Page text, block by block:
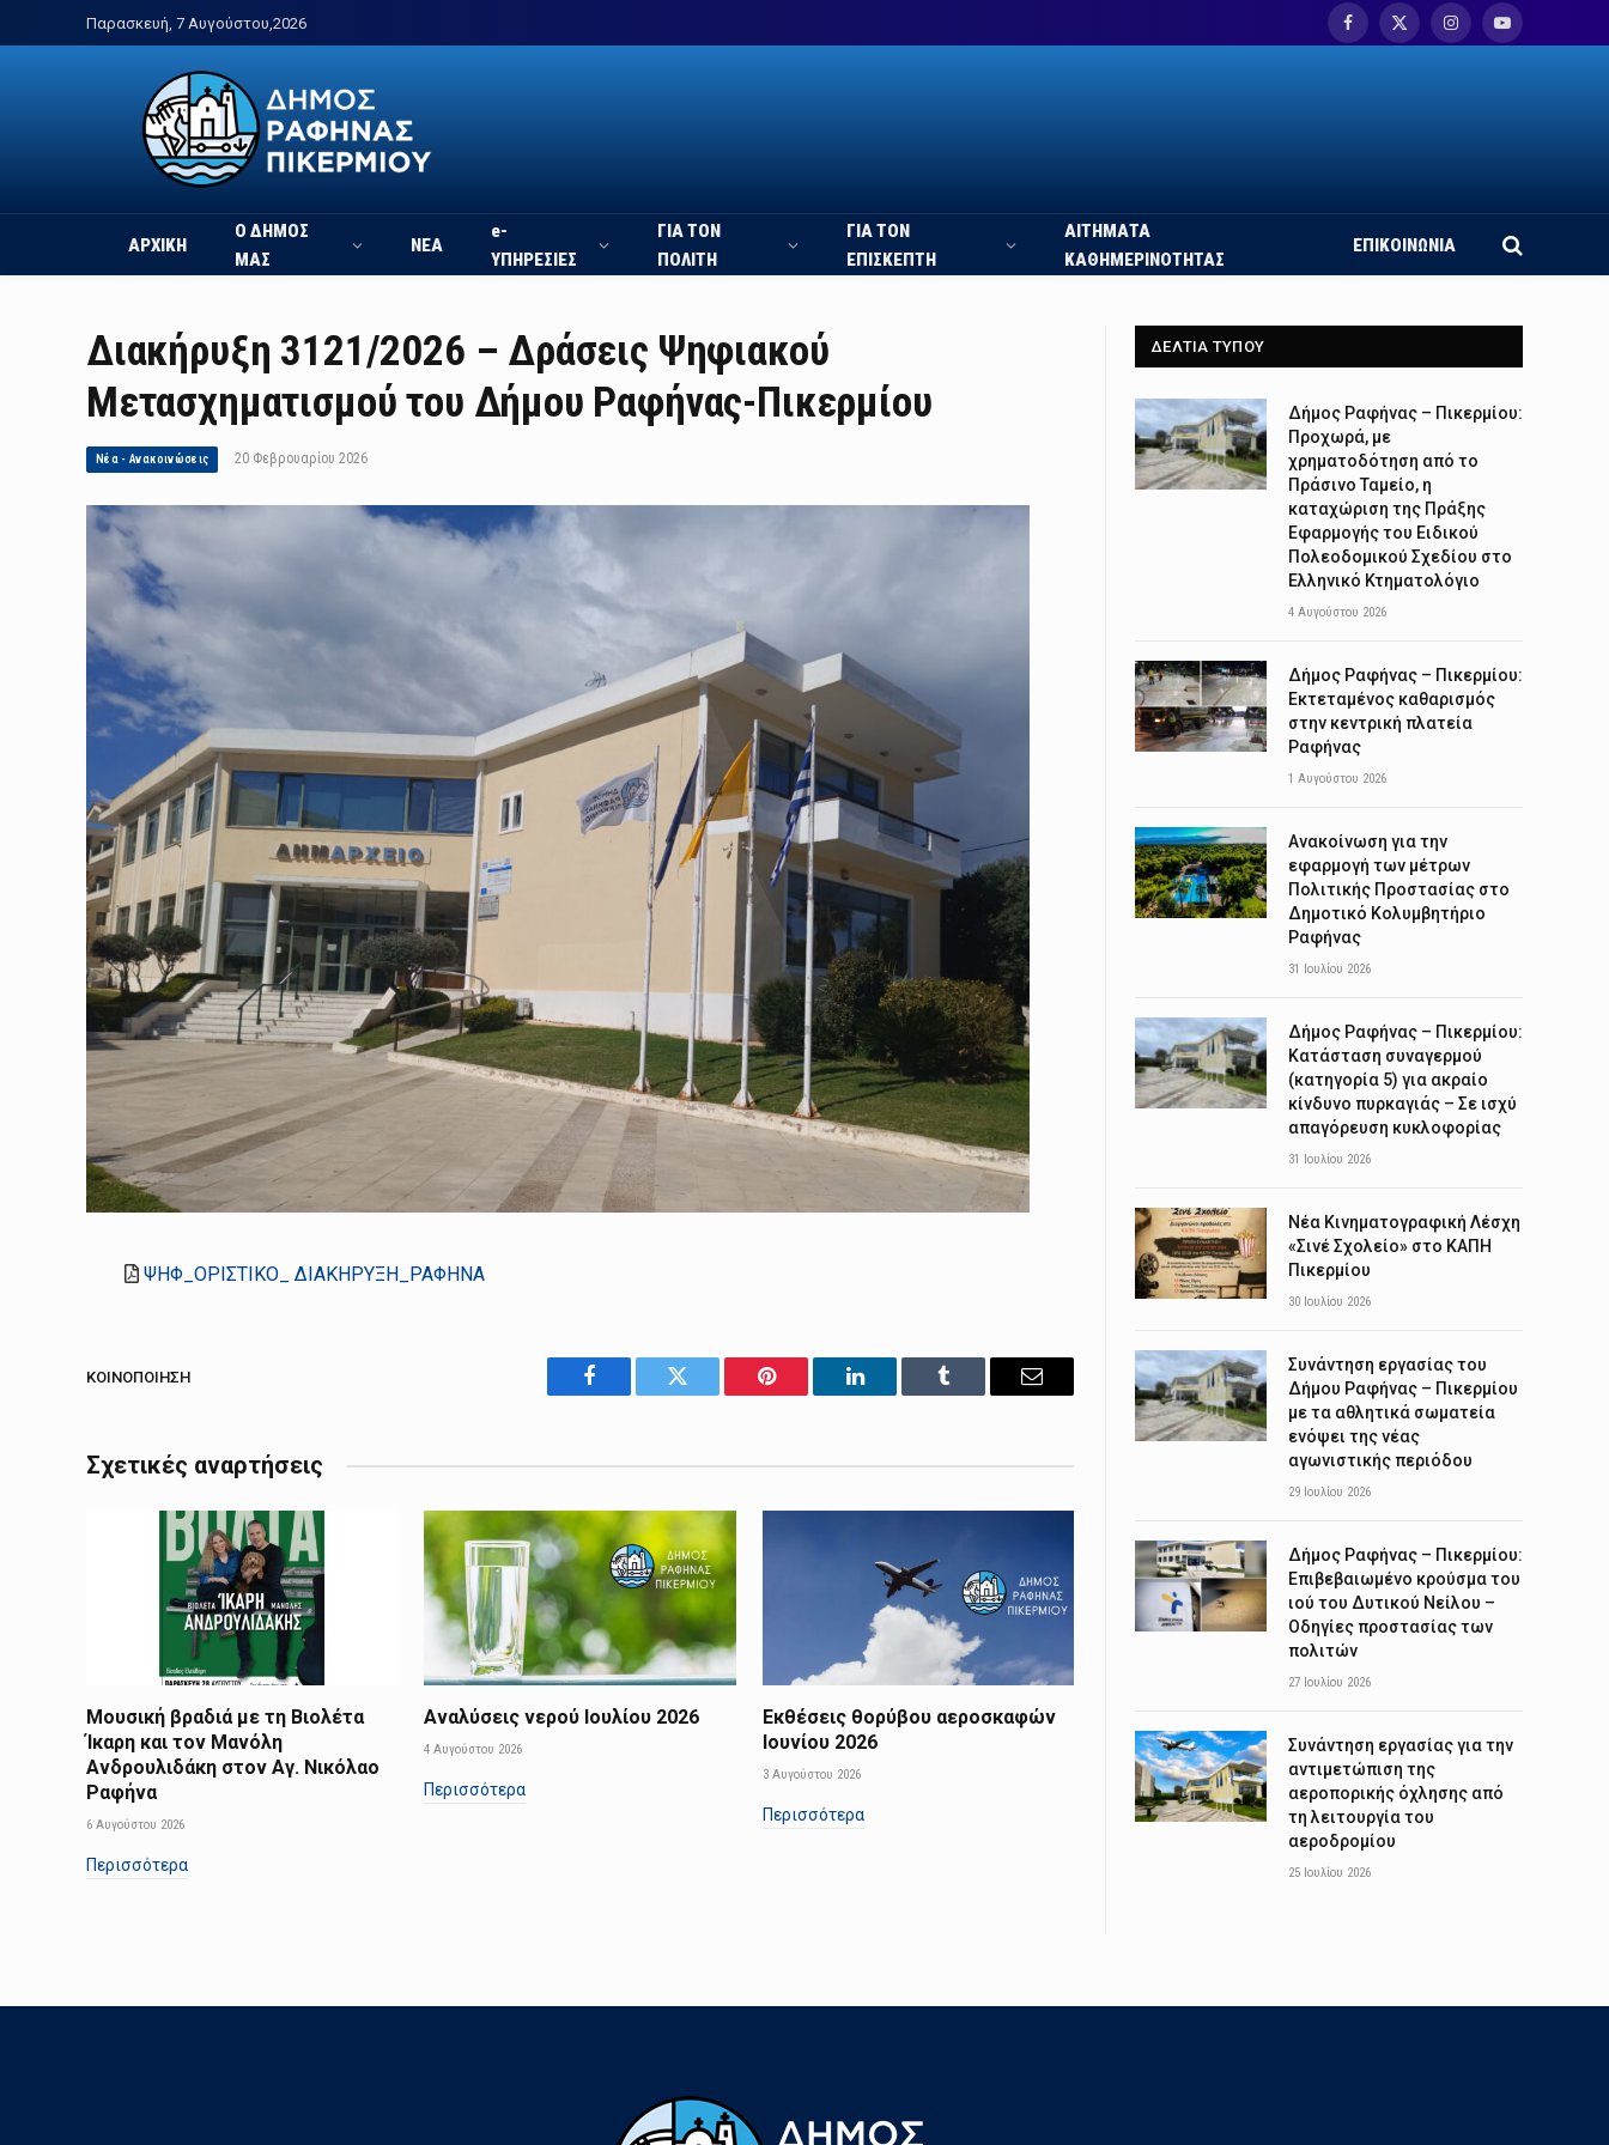
Παρασκευή, 7 Αυγούστου,2026
Facebook
X
InstagramYouTube
ΑΡΧΙΚΗ
Ο ΔΗΜΟΣ
ΜΑΣ
ΝΕΑ
e-
ΥΠΗΡΕΣΙΕΣ
ΓΙΑ ΤΟΝ
ΠΟΛΙΤΗ
ΓΙΑ ΤΟΝ
ΕΠΙΣΚΕΠΤΗ
ΑΙΤΗΜΑΤΑ
ΚΑΘΗΜΕΡΙΝΟΤΗΤΑΣ
ΕΠΙΚΟΙΝΩΝΙΑ
Διακήρυξη 3121/2026 – Δράσεις Ψηφιακού
Μετασχηματισμού του Δήμου Ραφήνας-Πικερμίου
Νέα - Ανακοινώσεις 20 Φεβρουαρίου 2026
ΨΗΦ_ΟΡΙΣΤΙΚΟ_ ΔΙΑΚΗΡΥΞΗ_ΡΑΦΗΝΑ
ΚΟΙΝΟΠΟΊΗΣΗ
Facebook Twitter Pinterest LinkedIn Tumblr Email
Σχετικές αναρτήσεις
Μουσική βραδιά με τη Βιολέτα
Ίκαρη και τον Μανόλη
Ανδρουλιδάκη στον Αγ. Νικόλαο
Ραφήνα
6 Αυγούστου 2026
Περισσότερα
Αναλύσεις νερού Ιουλίου 2026
4 Αυγούστου 2026
Περισσότερα
Εκθέσεις θορύβου αεροσκαφών
Ιουνίου 2026
3 Αυγούστου 2026
Περισσότερα
ΔΕΛΤΙΑ ΤΥΠΟΥ
Δήμος Ραφήνας – Πικερμίου:
Προχωρά, με
χρηματοδότηση από το
Πράσινο Ταμείο, η
καταχώριση της Πράξης
Εφαρμογής του Ειδικού
Πολεοδομικού Σχεδίου στο
Ελληνικό Κτηματολόγιο
4 Αυγούστου 2026
Δήμος Ραφήνας – Πικερμίου:
Εκτεταμένος καθαρισμός
στην κεντρική πλατεία
Ραφήνας
1 Αυγούστου 2026
Ανακοίνωση για την
εφαρμογή των μέτρων
Πολιτικής Προστασίας στο
Δημοτικό Κολυμβητήριο
Ραφήνας
31 Ιουλίου 2026
Δήμος Ραφήνας – Πικερμίου:
Κατάσταση συναγερμού
(κατηγορία 5) για ακραίο
κίνδυνο πυρκαγιάς – Σε ισχύ
απαγόρευση κυκλοφορίας
31 Ιουλίου 2026
Νέα Κινηματογραφική Λέσχη
«Σινέ Σχολείο» στο ΚΑΠΗ
Πικερμίου
30 Ιουλίου 2026
Συνάντηση εργασίας του
Δήμου Ραφήνας – Πικερμίου
με τα αθλητικά σωματεία
ενόψει της νέας
αγωνιστικής περιόδου
29 Ιουλίου 2026
Δήμος Ραφήνας – Πικερμίου:
Επιβεβαιωμένο κρούσμα του
ιού του Δυτικού Νείλου –
Οδηγίες προστασίας των
πολιτών
27 Ιουλίου 2026
Συνάντηση εργασίας για την
αντιμετώπιση της
αεροπορικής όχλησης από
τη λειτουργία του
αεροδρομίου
25 Ιουλίου 2026